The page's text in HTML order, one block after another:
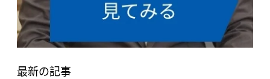
最新の記事